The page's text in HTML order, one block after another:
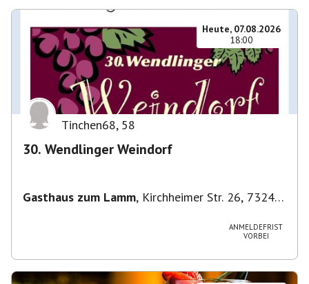
Heute, 07.08.2026
18:00
Tinchen68, 58
30. Wendlinger Weindorf
Gasthaus zum Lamm, Kirchheimer Str. 26, 73240
ANMELDEFRIST
VORBEI